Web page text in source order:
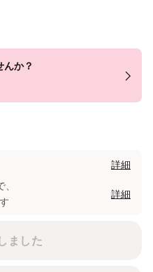
んか？
詳細
詳細
ました